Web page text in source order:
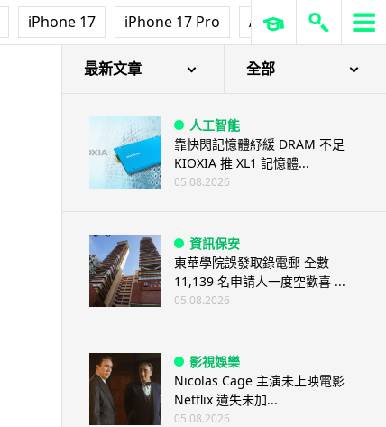
iPhone 17 iPhone 17 Pro AirPods Pro 3
最新文章 全部
人工智能
靠快閃記憶體紓緩 DRAM 不足
KIOXIA 推 XL1 記憶體...
05.08.2026
資訊保安
東華學院誤發取錄電郵 全數
11,139 名申請人一度空歡喜 ...
05.08.2026
影視娛樂
Nicolas Cage 主演未上映電影
Netflix 遺失未加...
05.08.2026